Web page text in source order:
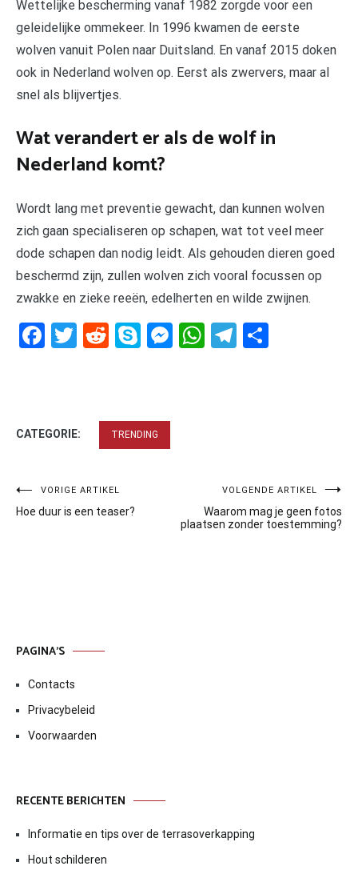
Wettelijke bescherming vanaf 1982 zorgde voor een
geleidelijke ommekeer. In 1996 kwamen de eerste
wolven vanuit Polen naar Duitsland. En vanaf 2015 doken
ook in Nederland wolven op. Eerst als zwervers, maar al
snel als blijvertjes.
Wat verandert er als de wolf in
Nederland komt?
Wordt lang met preventie gewacht, dan kunnen wolven
zich gaan specialiseren op schapen, wat tot veel meer
dode schapen dan nodig leidt. Als gehouden dieren goed
beschermd zijn, zullen wolven zich vooral focussen op
zwakke en zieke reeën, edelherten en wilde zwijnen.
Facebook
Twitter
RedditSkypeMessenger
WhatsApp
Telegram
CATEGORIE: TRENDING
Bericht
navigatie
VORIGE ARTIKEL
Hoe duur is een teaser?
VOLGENDE ARTIKEL
Waarom mag je geen fotos
plaatsen zonder toestemming?
PAGINA’S
Contacts
Privacybeleid
Voorwaarden
RECENTE BERICHTEN
Informatie en tips over de terrasoverkapping
Hout schilderen